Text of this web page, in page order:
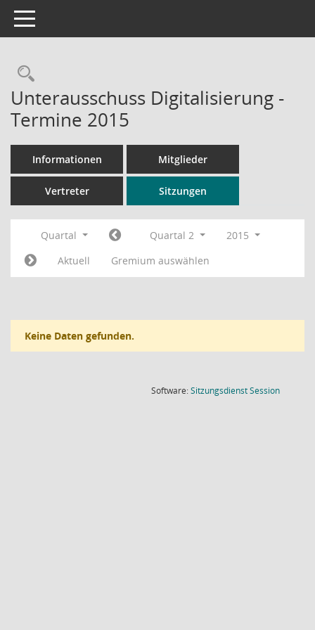
Toggle navigation
Rechercheauswahl
Unterausschuss Digitalisierung -
Termine 2015
Informationen Mitglieder
Vertreter Sitzungen
Quartal Quartal 2
2015
Aktuell
Gremium auswählen
Keine Daten gefunden.
Software:SitzungsdienstSession(Wird in